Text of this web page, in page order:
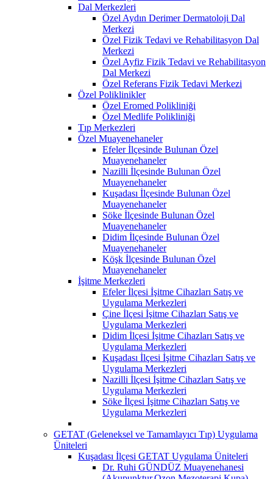
Dal Merkezleri
Özel Aydın Derimer Dermatoloji Dal
Merkezi
Özel Fizik Tedavi ve Rehabilitasyon Dal
Merkezi
Özel Ayfiz Fizik Tedavi ve Rehabilitasyon
Dal Merkezi
Özel Referans Fizik Tedavi Merkezi
Özel Poliklinikler
Özel Eromed Polikliniği
Özel Medlife Polikliniği
Tıp Merkezleri
Özel Muayenehaneler
Efeler İlçesinde Bulunan Özel
Muayenehaneler
Nazilli İlçesinde Bulunan Özel
Muayenehaneler
Kuşadası İlçesinde Bulunan Özel
Muayenehaneler
Söke İlçesinde Bulunan Özel
Muayenehaneler
Didim İlçesinde Bulunan Özel
Muayenehaneler
Köşk İlçesinde Bulunan Özel
Muayenehaneler
İşitme Merkezleri
Efeler İlçesi İşitme Cihazları Satış ve
Uygulama Merkezleri
Çine İlçesi İşitme Cihazları Satış ve
Uygulama Merkezleri
Didim İlçesi İşitme Cihazları Satış ve
Uygulama Merkezleri
Kuşadası İlçesi İşitme Cihazları Satış ve
Uygulama Merkezleri
Nazilli İlçesi İşitme Cihazları Satış ve
Uygulama Merkezleri
Söke İlçesi İşitme Cihazları Satış ve
Uygulama Merkezleri
GETAT (Geleneksel ve Tamamlayıcı Tıp) Uygulama
Üniteleri
Kuşadası İlçesi GETAT Uygulama Üniteleri
Dr. Ruhi GÜNDÜZ Muayenehanesi